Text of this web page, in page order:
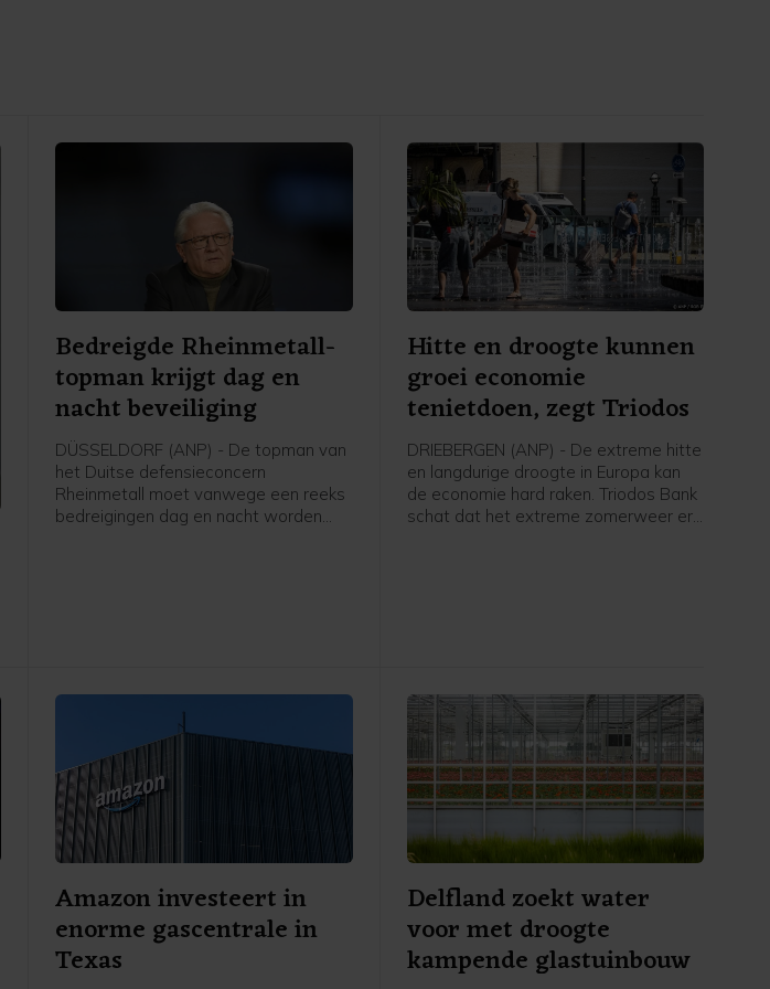
Bedreigde Rheinmetall-
topman krijgt dag en
nacht beveiliging
DÜSSELDORF (ANP) - De topman van
het Duitse defensieconcern
Rheinmetall moet vanwege een reeks
bedreigingen dag en nacht worden
functie."
Hitte en droogte kunnen
groei economie
tenietdoen, zegt Triodos
DRIEBERGEN (ANP) - De extreme hitte
en langdurige droogte in Europa kan
de economie hard raken. Triodos Bank
schat dat het extreme zomerweer er
Amazon investeert in
enorme gascentrale in
Texas
Delfland zoekt water
voor met droogte
kampende glastuinbouw